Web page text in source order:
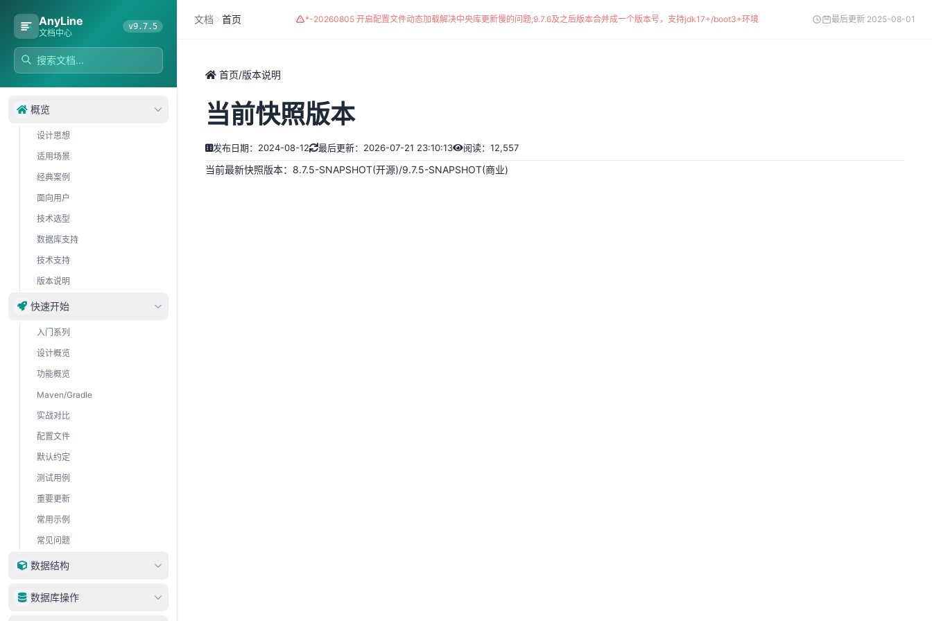
AnyLine
文档中心
v9.7.5
概览
设计思想
适用场景
经典案例
面向用户
技术选型
数据库支持
技术支持
版本说明
快速开始
入门系列
设计概览
功能概览
Maven/Gradle
实战对比
配置文件
默认约定
测试用例
重要更新
常用示例
常见问题
数据结构
DataType
数据库操作
文档 首页 *-20260805 开启配置文件动态加载解决中央库更新慢的问题;9.7.6及之后版本合并成一个版本号，支持jdk17+/boot3+环境 最后更新 2025-08-01
首页/版本说明
当前快照版本
发布日期：2024-08-12 最后更新：2026-07-21 23:10:13 阅读：12,557
当前最新快照版本：8.7.5-SNAPSHOT(开源)/9.7.5-SNAPSHOT(商业)